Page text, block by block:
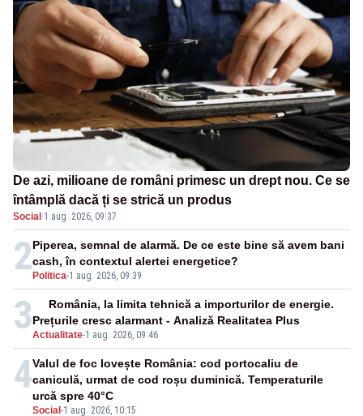
De azi, milioane de români primesc un drept nou. Ce se
întâmplă dacă ți se strică un produs
Social ·1 aug. 2026, 09:37
2 Politica-1 aug. 2026, 09:39
Piperea, semnal de alarmă. De ce este bine să avem bani
cash, în contextul alertei energetice?
3Actualitate-1 aug. 2026, 09:46
România, la limita tehnică a importurilor de energie.
Prețurile cresc alarmant - Analiză Realitatea Plus
4
Social -1 aug. 2026, 10:15
Valul de foc lovește România: cod portocaliu de
caniculă, urmat de cod roșu duminică. Temperaturile
urcă spre 40°C